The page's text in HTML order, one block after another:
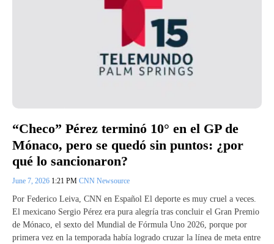
“Checo” Pérez terminó 10° en el GP de
Mónaco, pero se quedó sin puntos: ¿por
qué lo sancionaron?
June 7, 2026 1:21 PM CNN Newsource
Por Federico Leiva, CNN en Español El deporte es muy cruel a veces.
El mexicano Sergio Pérez era pura alegría tras concluir el Gran Premio
de Mónaco, el sexto del Mundial de Fórmula Uno 2026, porque por
primera vez en la temporada había logrado cruzar la línea de meta entre